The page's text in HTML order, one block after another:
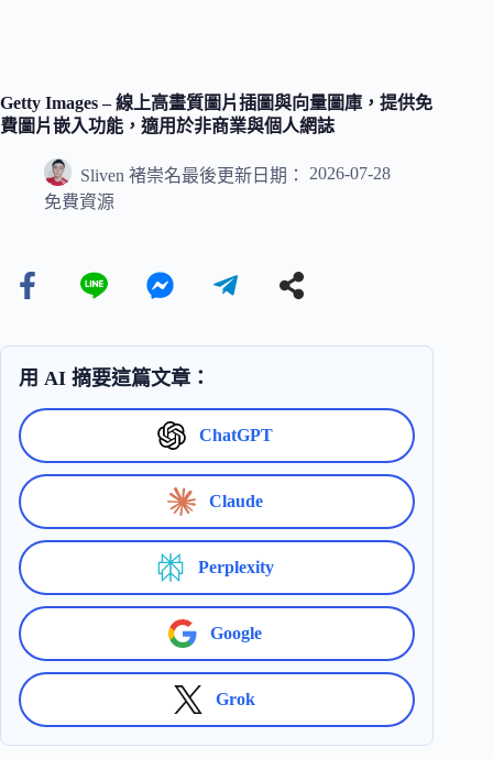
Getty Images – 線上高畫質圖片插圖與向量圖庫，提供免
費圖片嵌入功能，適用於非商業與個人網誌
Sliven 褚崇名最後更新日期：
2026-07-28
免費資源
用 AI 摘要這篇文章：
ChatGPT
Claude
Perplexity
Google
Grok